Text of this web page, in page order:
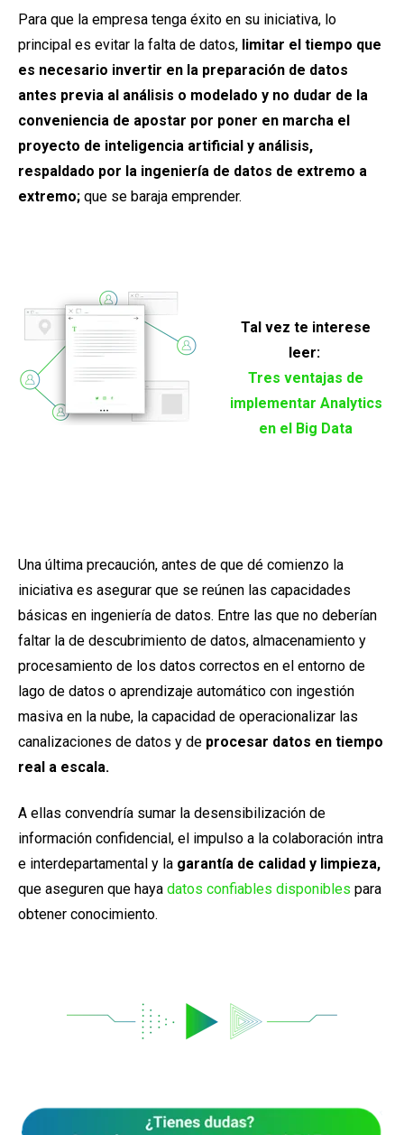
Para que la empresa tenga éxito en su iniciativa, lo
principal es evitar la falta de datos, limitar el tiempo que
es necesario invertir en la preparación de datos
antes previa al análisis o modelado y no dudar de la
conveniencia de apostar por poner en marcha el
proyecto de inteligencia artificial y análisis,
respaldado por la ingeniería de datos de extremo a
extremo; que se baraja emprender.
Tal vez te interese
leer:
Tres ventajas de
implementar Analytics
en el Big Data
Una última precaución, antes de que dé comienzo la
iniciativa es asegurar que se reúnen las capacidades
básicas en ingeniería de datos. Entre las que no deberían
faltar la de descubrimiento de datos, almacenamiento y
procesamiento de los datos correctos en el entorno de
lago de datos o aprendizaje automático con ingestión
masiva en la nube, la capacidad de operacionalizar las
canalizaciones de datos y de procesar datos en tiempo
real a escala.
A ellas convendría sumar la desensibilización de
información confidencial, el impulso a la colaboración intra
e interdepartamental y la garantía de calidad y limpieza,
que aseguren que haya datos confiables disponibles para
obtener conocimiento.